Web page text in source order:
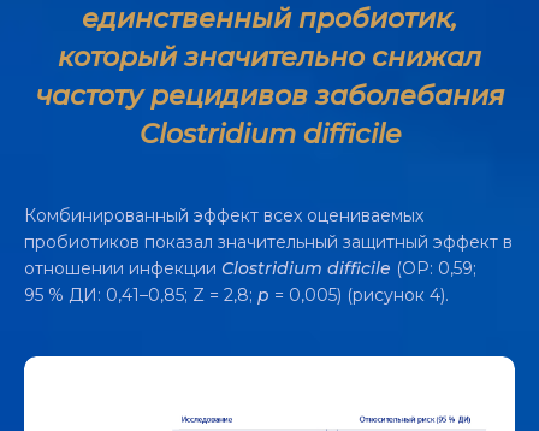
единственный пробиотик,
который значительно снижал
частоту рецидивов заболебания
Clostridium difficile
Комбинированный эффект всех оцениваемых
пробиотиков показал значительный защитный эффект в
отношении инфекции Clostridium difficile (ОР: 0,59;
95 % ДИ: 0,41–0,85; Z = 2,8; p = 0,005) (рисунок 4).